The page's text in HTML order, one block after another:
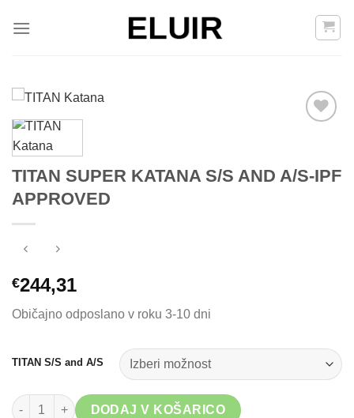
Wishlist
TITAN SUPER KATANA S/S AND A/S-IPF
APPROVED
€244,31
Običajno odposlano v roku 3-10 dni
TITAN S/S and A/S
TITAN SUPER KATANA S/S AND A/S-IPF APPROVED količina
DODAJ V KOŠARICO